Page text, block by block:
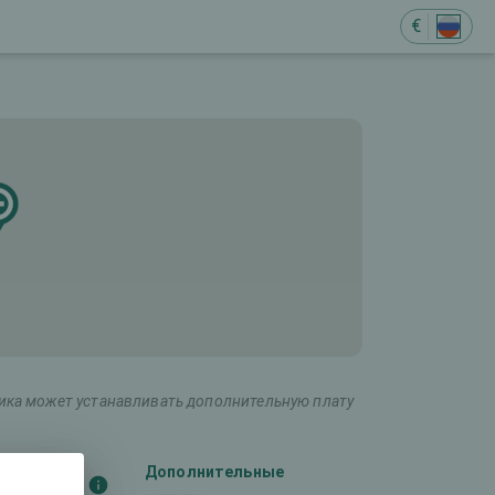
€
может устанавливать дополнительную плату
Дополнительные